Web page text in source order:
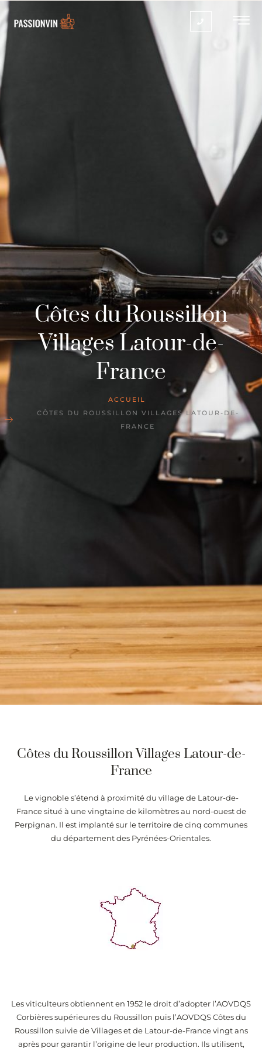
Côtes du Roussillon
Villages Latour-de-
France
ACCUEIL
CÔTES DU ROUSSILLON VILLAGES LATOUR-DE-
FRANCE
Côtes du Roussillon Villages Latour-de-
France
Le vignoble s’étend à proximité du village de Latour-de-
France situé à une vingtaine de kilomètres au nord-ouest de
Perpignan. Il est implanté sur le territoire de cinq communes
du département des Pyrénées-Orientales.
Les viticulteurs obtiennent en 1952 le droit d’adopter l’AOVDQS
Corbières supérieures du Roussillon puis l’AOVDQS Côtes du
Roussillon suivie de Villages et de Latour-de-France vingt ans
après pour garantir l’origine de leur production. Ils utilisent,